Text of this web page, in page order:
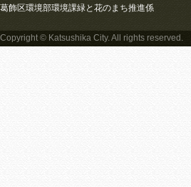
葛飾区環境部環境課緑と花のまち推進係
Copyright © Katsushika City. All rights reserved.